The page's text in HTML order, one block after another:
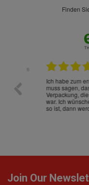
finden Sie einige der Rezensionen
Ich habe zum
muss sagen, dass
Verpackung, die
war. Ich wünsche
so ist, dann werde
Join Our